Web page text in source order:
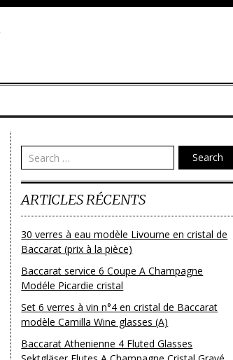
Search
ARTICLES RÉCENTS
30 verres à eau modèle Livourne en cristal de
Baccarat (prix à la pièce)
Baccarat service 6 Coupe A Champagne
Modéle Picardie cristal
Set 6 verres à vin n°4 en cristal de Baccarat
modèle Camilla Wine glasses (A)
Baccarat Athenienne 4 Fluted Glasses